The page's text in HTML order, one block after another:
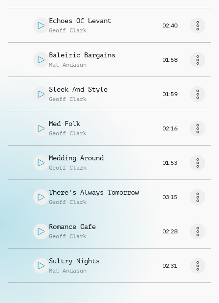
Echoes Of Levant
Geoff Clark
02:40
Baleiric Bargains
Mat Andasun
01:58
Sleek And Style
Geoff Clark
01:59
Med Folk
Geoff Clark
02:16
Medding Around
Geoff Clark
01:53
There's Always Tomorrow
Geoff Clark
03:15
Romance Cafe
Geoff Clark
02:28
Sultry Nights
Mat Andasun
02:31